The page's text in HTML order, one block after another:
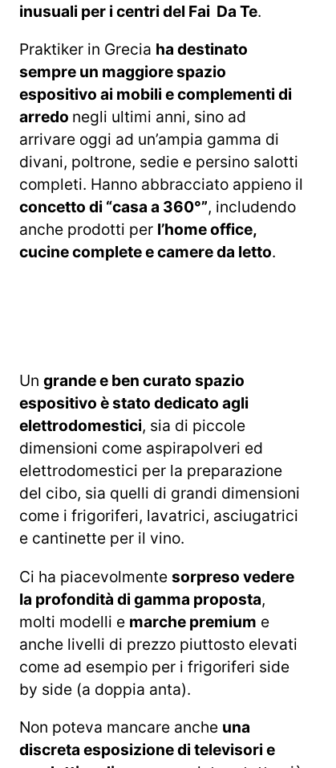
inusuali per i centri del Fai Da Te.
Praktiker in Grecia ha destinato
sempre un maggiore spazio
espositivo ai mobili e complementi di
arredo negli ultimi anni, sino ad
arrivare oggi ad un’ampia gamma di
divani, poltrone, sedie e persino salotti
completi. Hanno abbracciato appieno il
concetto di “casa a 360°”, includendo
anche prodotti per l’home office,
cucine complete e camere da letto.
Un grande e ben curato spazio
espositivo è stato dedicato agli
elettrodomestici, sia di piccole
dimensioni come aspirapolveri ed
elettrodomestici per la preparazione
del cibo, sia quelli di grandi dimensioni
come i frigoriferi, lavatrici, asciugatrici
e cantinette per il vino.
Ci ha piacevolmente sorpreso vedere
la profondità di gamma proposta,
molti modelli e marche premium e
anche livelli di prezzo piuttosto elevati
come ad esempio per i frigoriferi side
by side (a doppia anta).
Non poteva mancare anche una
discreta esposizione di televisori e